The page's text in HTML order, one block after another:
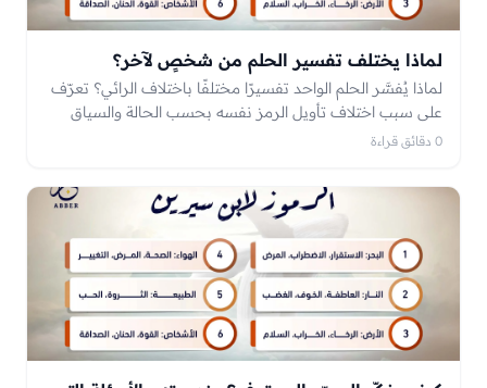
لماذا يختلف تفسير الحلم من شخصٍ لآخر؟
لماذا يُفسَّر الحلم الواحد تفسيرًا مختلفًا باختلاف الرائي؟ تعرّف
على سبب اختلاف تأويل الرمز نفسه بحسب الحالة والسياق
والمشاعر، ولماذا لا يوجد تفسيرٌ واحدٌ يصلح للجميع.
0 دقائق قراءة